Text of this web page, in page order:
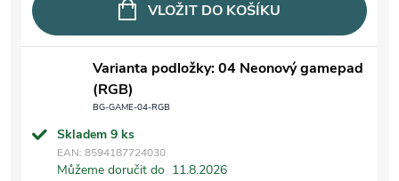
VLOŽIT DO KOŠÍKU
Varianta podložky: 04 Neonový gamepad
(RGB)
BG-GAME-04-RGB
Skladem 9 ks
EAN: 8594187724030
Můžeme doručit do 11.8.2026